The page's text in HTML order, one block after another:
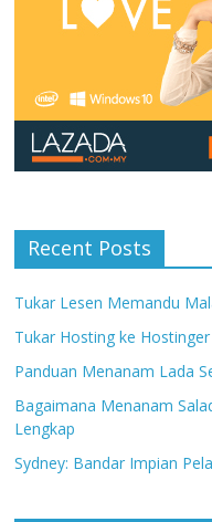
Recent Posts
Tukar Lesen Memandu
Tukar Hosting ke
Panduan Menanam Lada
Bagaimana Menanam
Lengkap
Sydney: Bandar Impian